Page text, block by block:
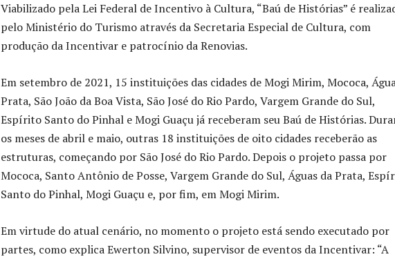
Viabilizado pela Lei Federal de Incentivo à Cultura, “Baú de Histórias” é
pelo Ministério do Turismo através da Secretaria Especial de Cultura, com
produção da Incentivar e patrocínio da Renovias.
Em setembro de 2021, 15 instituições das cidades de Mogi Mirim, Mococa,
Prata, São João da Boa Vista, São José do Rio Pardo, Vargem Grande do Sul,
Espírito Santo do Pinhal e Mogi Guaçu já receberam seu Baú de Histórias.
os meses de abril e maio, outras 18 instituições de oito cidades receberão as
estruturas, começando por São José do Rio Pardo. Depois o projeto passa por
Mococa, Santo Antônio de Posse, Vargem Grande do Sul, Águas da Prata,
Santo do Pinhal, Mogi Guaçu e, por fim, em Mogi Mirim.
Em virtude do atual cenário, no momento o projeto está sendo executado por
partes, como explica Ewerton Silvino, supervisor de eventos da Incentivar: “A